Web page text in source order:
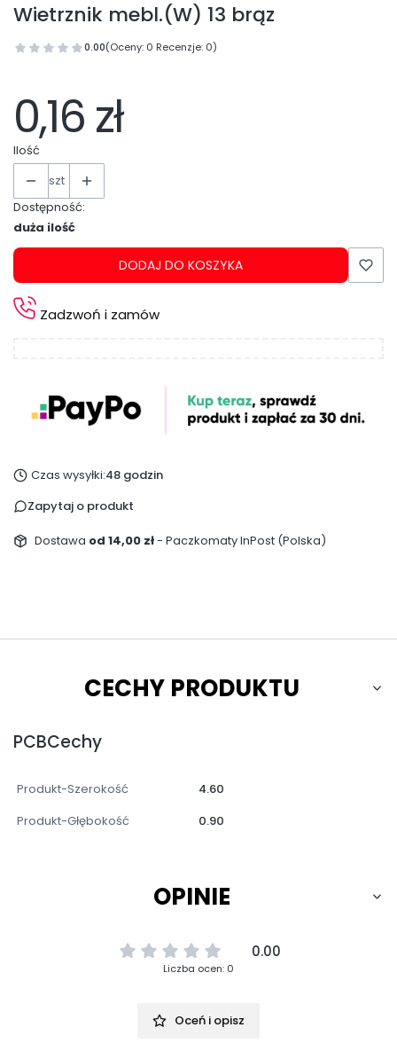
Wietrznik mebl.(W) 13 brąz
0.00(Oceny: 0 Recenzje: 0)
0,16 zł
Ilość
szt
Dostępność:
duża ilość
DODAJ DO KOSZYKA
Zadzwoń i zamów
Czas wysyłki:48 godzin
Zapytaj o produkt
Dostawa od 14,00 zł- Paczkomaty InPost (Polska)
CECHY PRODUKTU
PCBCechy
Produkt-Szerokość
4.60
Produkt-Głębokość
0.90
OPINIE
0.00
Liczba ocen: 0
Oceń i opisz